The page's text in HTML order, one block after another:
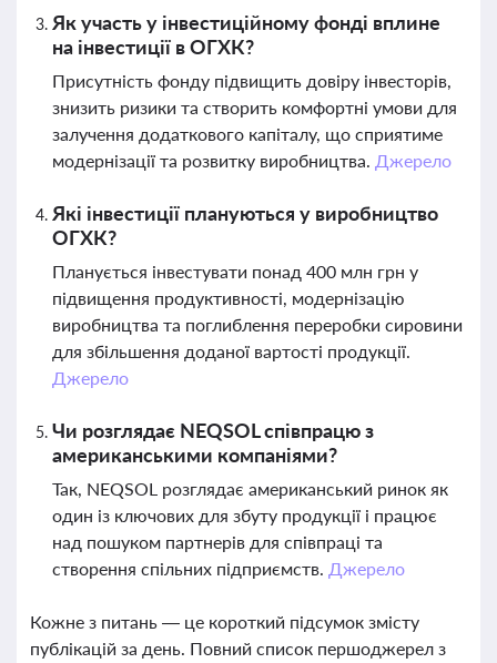
Як участь у інвестиційному фонді вплине
на інвестиції в ОГХК?
Присутність фонду підвищить довіру інвесторів,
знизить ризики та створить комфортні умови для
залучення додаткового капіталу, що сприятиме
модернізації та розвитку виробництва. Джерело
Які інвестиції плануються у виробництво
ОГХК?
Планується інвестувати понад 400 млн грн у
підвищення продуктивності, модернізацію
виробництва та поглиблення переробки сировини
для збільшення доданої вартості продукції.
Джерело
Чи розглядає NEQSOL співпрацю з
американськими компаніями?
Так, NEQSOL розглядає американський ринок як
один із ключових для збуту продукції і працює
над пошуком партнерів для співпраці та
створення спільних підприємств. Джерело
Кожне з питань — це короткий підсумок змісту
публікацій за день. Повний список першоджерел з